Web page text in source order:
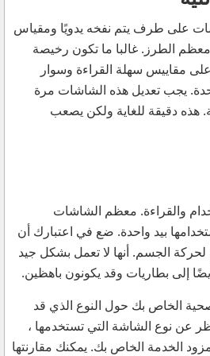
على طرف يتم نفخه يدويًا ومقياس
الطرز. غالبا ما تكون رخيصة
مقاييس سهلة القراءة وسوار
يجب تعديل هذه الشاشات مرة
هذه دقيقة للغاية ولكن يصعب
والقراءة. معظم الشاشات
بيد واحدة. ضع في اعتبارك أن
الجسم. أنها لا تعمل بشكل جيد
إلى بطاريات وقد يكونون باهظين.
الخاص بك حول النوع الذي قد
عن نوع الشاشة التي تستخدمها ،
الخدمة الخاص بك. يمكنك مقارنتها